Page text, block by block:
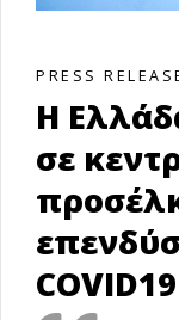
PRESS
Η
σε